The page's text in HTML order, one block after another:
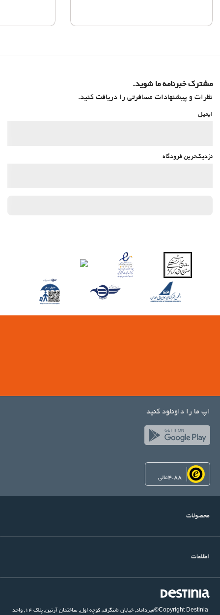
مشترک خبرنامه ما شوید.
نظرات و پیشنهادات مسافرتی را دریافت کنید.
ایمیل
نزدیک‌ترین فرودگاه
اپ ما را داونلود کنید
4.88عالی
محصولات
اطلاعات
©Copyright Destinia میرداماد, خیابان شنگرف, کوچه اول, ساختمان آرتین, پلاک ۱۴, واحد